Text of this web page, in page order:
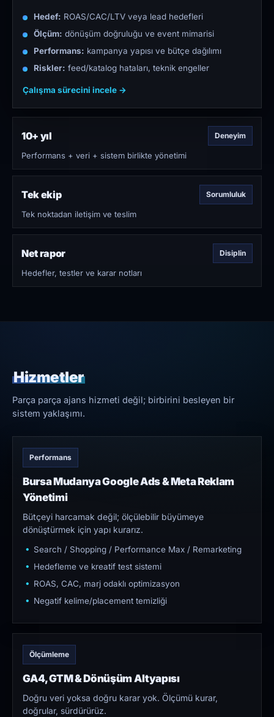
Hedef: ROAS/CAC/LTV veya lead hedefleri
Ölçüm: dönüşüm doğruluğu ve event mimarisi
Performans: kampanya yapısı ve bütçe dağılımı
Riskler: feed/katalog hataları, teknik engeller
Çalışma sürecini incele →
10+ yıl Deneyim
Performans + veri + sistem birlikte yönetimi
Tek ekip Sorumluluk
Tek noktadan iletişim ve teslim
Net rapor Disiplin
Hedefler, testler ve karar notları
Hizmetler
Parça parça ajans hizmeti değil; birbirini besleyen bir
sistem yaklaşımı.
Performans
Bursa Mudanya Google Ads & Meta Reklam
Yönetimi
Bütçeyi harcamak değil; ölçülebilir büyümeye
dönüştürmek için yapı kurarız.
Search / Shopping / Performance Max / Remarketing
Hedefleme ve kreatif test sistemi
ROAS, CAC, marj odaklı optimizasyon
Negatif kelime/placement temizliği
Ölçümleme
GA4, GTM & Dönüşüm Altyapısı
Doğru veri yoksa doğru karar yok. Ölçümü kurar,
doğrular, sürdürürüz.